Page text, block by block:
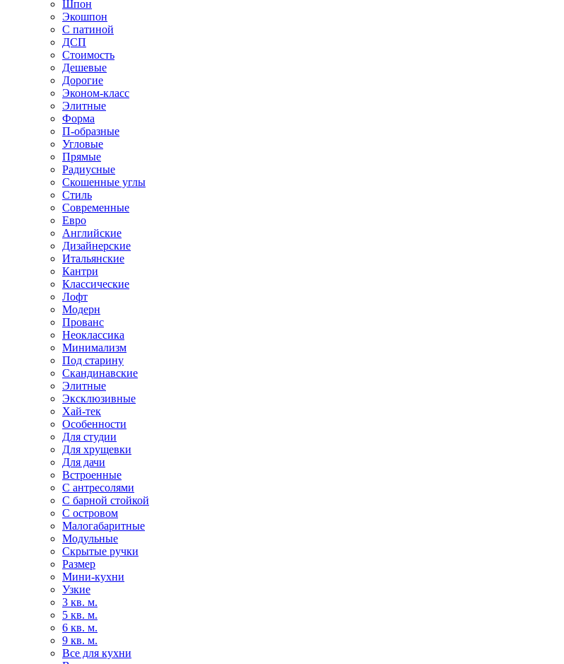
Шпон
Экошпон
С патиной
ДСП
Стоимость
Дешевые
Дорогие
Эконом-класс
Элитные
Форма
П-образные
Угловые
Прямые
Радиусные
Скошенные углы
Стиль
Современные
Евро
Английские
Дизайнерские
Итальянские
Кантри
Классические
Лофт
Модерн
Прованс
Неоклассика
Минимализм
Под старину
Скандинавские
Элитные
Эксклюзивные
Хай-тек
Особенности
Для студии
Для хрущевки
Для дачи
Встроенные
С антресолями
С барной стойкой
С островом
Малогабаритные
Модульные
Скрытые ручки
Размер
Мини-кухни
Узкие
3 кв. м.
5 кв. м.
6 кв. м.
9 кв. м.
Все для кухни